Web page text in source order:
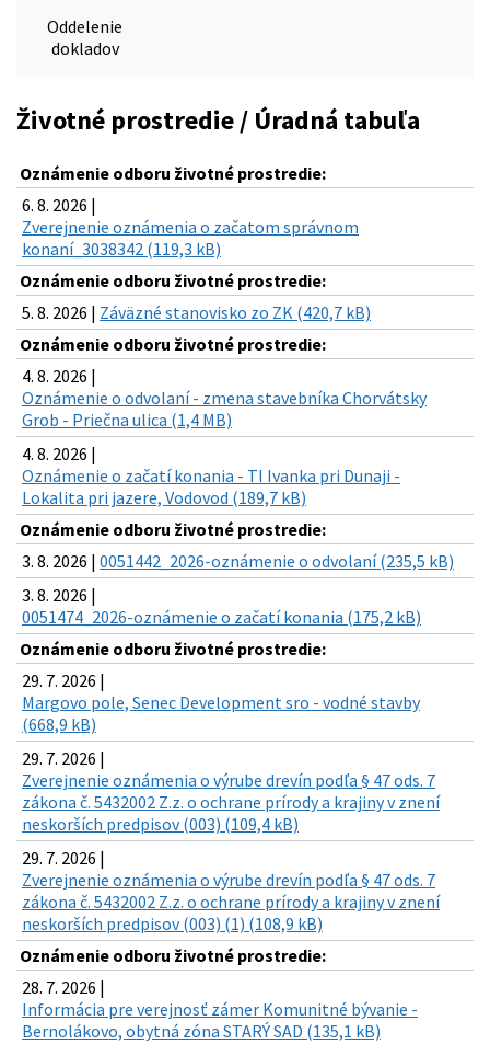
Oddelenie
dokladov
Životné prostredie / Úradná tabuľa
Oznámenie odboru životné prostredie:
6. 8. 2026 |
Zverejnenie oznámenia o začatom správnom
konaní_3038342 (119,3 kB)
Oznámenie odboru životné prostredie:
5. 8. 2026 | Záväzné stanovisko zo ZK (420,7 kB)
Oznámenie odboru životné prostredie:
4. 8. 2026 |
Oznámenie o odvolaní - zmena stavebníka Chorvátsky
Grob - Priečna ulica (1,4 MB)
4. 8. 2026 |
Oznámenie o začatí konania - TI Ivanka pri Dunaji -
Lokalita pri jazere, Vodovod (189,7 kB)
Oznámenie odboru životné prostredie:
3. 8. 2026 | 0051442_2026-oznámenie o odvolaní (235,5 kB)
3. 8. 2026 |
0051474_2026-oznámenie o začatí konania (175,2 kB)
Oznámenie odboru životné prostredie:
29. 7. 2026 |
Margovo pole, Senec Development sro - vodné stavby
(668,9 kB)
29. 7. 2026 |
Zverejnenie oznámenia o výrube drevín podľa § 47 ods. 7
zákona č. 5432002 Z.z. o ochrane prírody a krajiny v znení
neskorších predpisov (003) (109,4 kB)
29. 7. 2026 |
Zverejnenie oznámenia o výrube drevín podľa § 47 ods. 7
zákona č. 5432002 Z.z. o ochrane prírody a krajiny v znení
neskorších predpisov (003) (1) (108,9 kB)
Oznámenie odboru životné prostredie:
28. 7. 2026 |
Informácia pre verejnosť zámer Komunitné bývanie -
Bernolákovo, obytná zóna STARÝ SAD (135,1 kB)